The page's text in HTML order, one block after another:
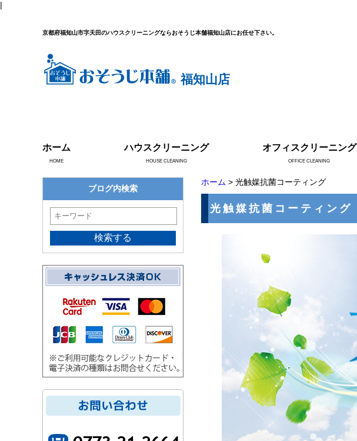
|
京都府福知山市字天田のハウスクリーニングならおそうじ本舗福知山店にお任せ下さい。
福知山店
ホーム
HOME
ハウスクリーニング
HOUSE CLEANING
オフィスクリーニング
OFFICE CLEANING
ホーム > 光触媒抗菌コーティング
光触媒抗菌コーティング
ブログ内検索